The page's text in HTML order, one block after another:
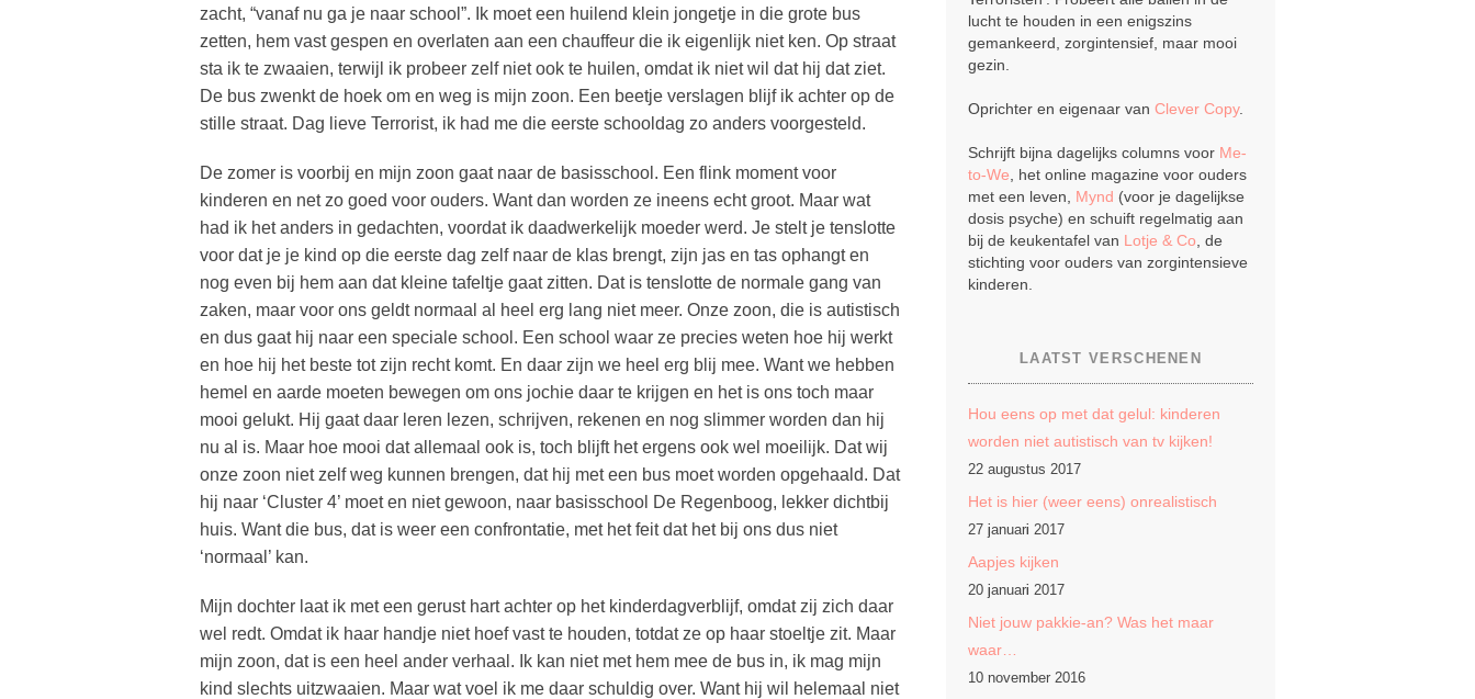
zacht, “vanaf nu ga je naar school”. Ik moet een huilend klein jongetje in die grote bus
zetten, hem vast gespen en overlaten aan een chauffeur die ik eigenlijk niet ken. Op straat
sta ik te zwaaien, terwijl ik probeer zelf niet ook te huilen, omdat ik niet wil dat hij dat ziet.
De bus zwenkt de hoek om en weg is mijn zoon. Een beetje verslagen blijf ik achter op de
stille straat. Dag lieve Terrorist, ik had me die eerste schooldag zo anders voorgesteld.
De zomer is voorbij en mijn zoon gaat naar de basisschool. Een flink moment voor
kinderen en net zo goed voor ouders. Want dan worden ze ineens echt groot. Maar wat
had ik het anders in gedachten, voordat ik daadwerkelijk moeder werd. Je stelt je tenslotte
voor dat je je kind op die eerste dag zelf naar de klas brengt, zijn jas en tas ophangt en
nog even bij hem aan dat kleine tafeltje gaat zitten. Dat is tenslotte de normale gang van
zaken, maar voor ons geldt normaal al heel erg lang niet meer. Onze zoon, die is autistisch
en dus gaat hij naar een speciale school. Een school waar ze precies weten hoe hij werkt
en hoe hij het beste tot zijn recht komt. En daar zijn we heel erg blij mee. Want we hebben
hemel en aarde moeten bewegen om ons jochie daar te krijgen en het is ons toch maar
mooi gelukt. Hij gaat daar leren lezen, schrijven, rekenen en nog slimmer worden dan hij
nu al is. Maar hoe mooi dat allemaal ook is, toch blijft het ergens ook wel moeilijk. Dat wij
onze zoon niet zelf weg kunnen brengen, dat hij met een bus moet worden opgehaald. Dat
hij naar ‘Cluster 4’ moet en niet gewoon, naar basisschool De Regenboog, lekker dichtbij
huis. Want die bus, dat is weer een confrontatie, met het feit dat het bij ons dus niet
‘normaal’ kan.
Mijn dochter laat ik met een gerust hart achter op het kinderdagverblijf, omdat zij zich daar
wel redt. Omdat ik haar handje niet hoef vast te houden, totdat ze op haar stoeltje zit. Maar
mijn zoon, dat is een heel ander verhaal. Ik kan niet met hem mee de bus in, ik mag mijn
kind slechts uitzwaaien. Maar wat voel ik me daar schuldig over. Want hij wil helemaal niet
lucht te houden in een enigszins
gemankeerd, zorgintensief, maar mooi
gezin.
Oprichter en eigenaar van Clever Copy.
Schrijft bijna dagelijks columns voor Me-
to-We , het online magazine voor ouders
met een leven, Mynd (voor je dagelijkse
dosis psyche) en schuift regelmatig aan
bij de keukentafel van Lotje & Co , de
stichting voor ouders van zorgintensieve
kinderen.
LAATST VERSCHENEN
Hou eens op met dat gelul: kinderen
worden niet autistisch van tv kijken!
22 augustus 2017
Het is hier (weer eens) onrealistisch
27 januari 2017
Aapjes kijken
20 januari 2017
Niet jouw pakkie-an? Was het maar
waar…
10 november 2016